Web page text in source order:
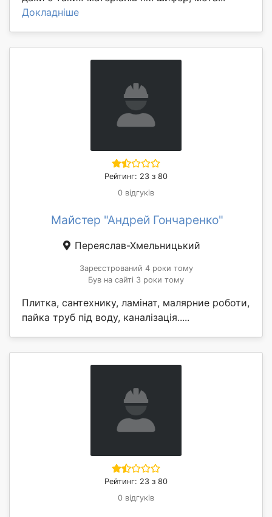
Докладніше
Рейтинг: 23 з 80
0 відгуків
Майстер "Андрей Гончаренко"
Переяслав-Хмельницький
Зареєстрований 4 роки тому
Був на сайті 3 роки тому
Плитка, сантехнику, ламінат, малярние роботи,
пайка труб під воду, каналізація.....
Рейтинг: 23 з 80
0 відгуків